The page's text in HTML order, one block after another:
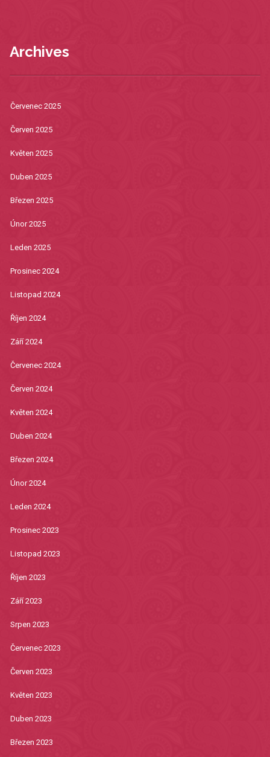
Archives
Červenec 2025
Červen 2025
Květen 2025
Duben 2025
Březen 2025
Únor 2025
Leden 2025
Prosinec 2024
Listopad 2024
Říjen 2024
Září 2024
Červenec 2024
Červen 2024
Květen 2024
Duben 2024
Březen 2024
Únor 2024
Leden 2024
Prosinec 2023
Listopad 2023
Říjen 2023
Září 2023
Srpen 2023
Červenec 2023
Červen 2023
Květen 2023
Duben 2023
Březen 2023